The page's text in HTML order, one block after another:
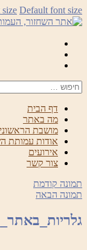
לדלג
לתוכן
size Default font size
דף הבית
מה באתר
מושבת
אודות עמותת
אירועים
צור קשר
תמונה קודמת
תמונה הבאה